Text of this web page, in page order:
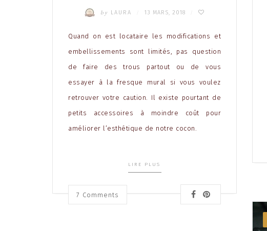
by LAURA 13 MARS, 2018
Quand on est locataire les modifications et
embellissements sont limités, pas question
de faire des trous partout ou de vous
essayer à la fresque mural si vous voulez
retrouver votre caution. Il existe pourtant de
petits accessoires à moindre coût pour
améliorer l’esthétique de notre cocon.
LIRE PLUS
7 Comments